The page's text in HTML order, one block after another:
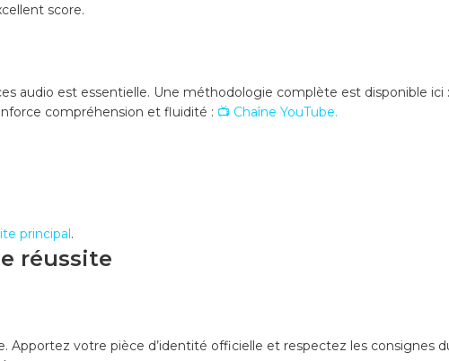
score.
audio est essentielle. Une méthodologie complète est disponible ici :
compréhension et fluidité : 📺 Chaîne YouTube.
principal .
réussite
Apportez votre pièce d’identité officielle et respectez les consignes